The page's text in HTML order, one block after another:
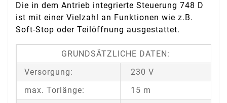
Die in dem Antrieb integrierte Steuerung 748 D
ist mit einer Vielzahl an Funktionen wie z.B.
Soft-Stop oder Teilöffnung ausgestattet.
GRUNDSÄTZLICHE DATEN:
Versorgung:
230 V
max. Torlänge:
15 m